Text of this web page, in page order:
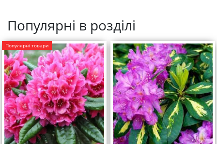
Популярні в розділі
Популярні товари